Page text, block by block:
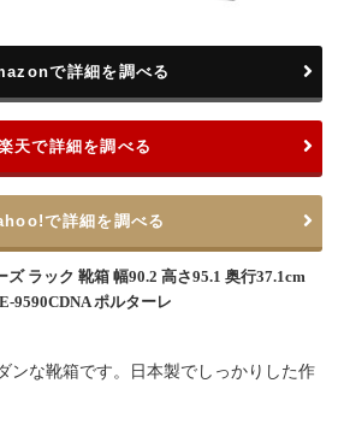
ズ ラック 靴箱 幅90.2 高さ95.1 奥行37.1cm
9590CDNA ポルターレ
で詳細を調べる
天で詳細を調べる
で詳細を調べる
ンな靴箱です。日本製でしっかりした作